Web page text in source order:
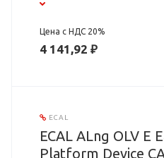
Цена с НДС 20%
4 141,92 ₽
ECAL
ECAL ALng OLV E
Platform Device